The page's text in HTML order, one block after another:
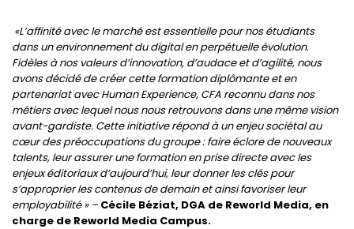
«L’affinité avec le marché est essentielle pour nos étudiants
dans un environnement du digital en perpétuelle évolution.
Fidèles à nos valeurs d’innovation, d’audace et d’agilité, nous
avons décidé de créer cette formation diplômanteeten
partenariat avec Human Experience, CFA reconnu dans nos
métiers avec lequel nous nous retrouvons dans une même vision
avant-gardiste. Cette initiative répond à un enjeu sociétal au
cœur des préoccupations du groupe : faire éclore de nouveaux
talents, leur assurer une formation en prise directe avec les
enjeux éditoriaux d’aujourd’hui, leurdonner les clés pour
s’approprier les contenus de demain et ainsifavoriser leur
employabilité » – Cécile Béziat, DGA de Reworld Media, en
charge de Reworld Media Campus.